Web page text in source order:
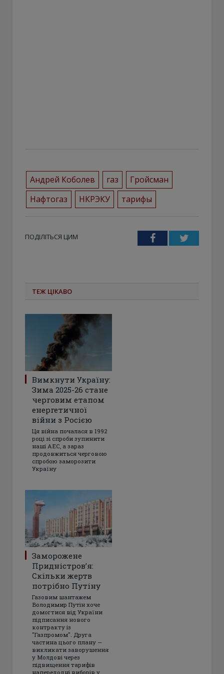
Андрей Коболев газ
Гройсман
Нафтогаз
НКРЭКУ тарифы
ПОДІЛІТЬСЯ ЦИМ FacebookTwitter
ТЕЖ ЦІКАВО
Вимкнути Україну:
Зима 2025-26 стане
черговим етапом
енергетичної
війни з Росією
Ця війна почалася в 1992
році зі спроби зупинити
наші АЕС, а зараз
продовжиться черговою
спробою заморозити
Україну
Заморожене
Придністров’я:
Скільки жертв
потрібно Путіну
Газовим шантажем
Володимир Путін хоче
домогтися від України
підписання нового
контракту із
"Газпромом". Друга
частина цього плану —
викликати заворушення
у Молдові через
підвищення тарифів
напередодні виборів у